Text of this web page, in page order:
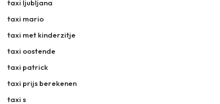
taxi ljubljana
taxi mario
taxi met kinderzitje
taxi oostende
taxi patrick
taxi prijs berekenen
taxi s